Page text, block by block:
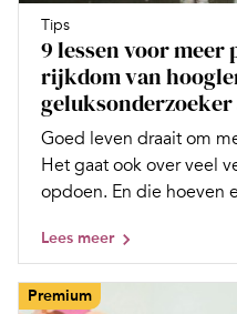
Tips
9 lessen voor meer
rijkdom van
Goed leven draait om
Het gaat ook over veel
opdoen. En die hoeven
Lees meer
Premium